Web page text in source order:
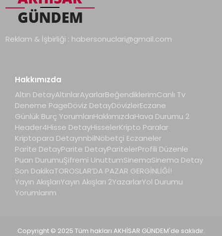
Reklam & İşbirliği : habersonuclari@gmail.com
Hakkımızda
Altın DetayAltınlarAyarlarBeğendiklerimCanlı Tv
Deneme PageDöviz DetayDövizlerEczane
Günlük Burç YorumlarıHakkımızdaHava Durumu 2
Header4Hisse DetayHisselerKripto Paralar
Kriptopara DetaynnbilNöbetçi Eczaneler
Parite DetayParite DetayParitelerProfili Düzenle
Puan DurumuŞifremi UnuttumSinemaSinema Detay
Son DakikaTOROSLAR’DA PAZAR GERGİNLİĞİ!
Yayın AkışlarıYayın Akışları 2YazarlarYol Durumu
Yorumlarım
Copyright © 2025 Tüm hakları AKHİSAR GÜNDEM'de saklıdır.